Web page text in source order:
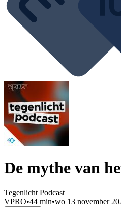
De mythe van
Tegenlicht Podcast
VPRO•44 min•wo 13 november